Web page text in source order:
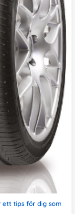
ett tips för dig som